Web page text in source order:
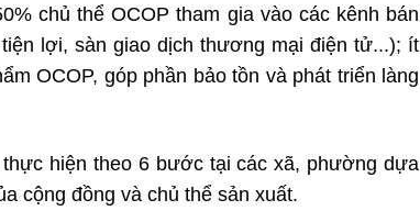
chủ thể OCOP tham gia vào các kênh bán
lợi, sàn giao dịch thương mại điện tử...); ít
OCOP, góp phần bảo tồn và phát triển làng
hiện theo 6 bước tại các xã, phường dựa
cộng đồng và chủ thể sản xuất.